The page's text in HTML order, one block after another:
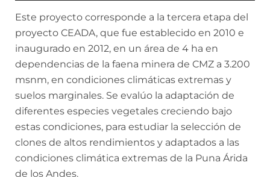
Este proyecto corresponde a la tercera etapa del
proyecto CEADA, que fue establecido en 2010 e
inaugurado en 2012, en un área de 4 ha en
dependencias de la faena minera de CMZ a 3.200
msnm, en condiciones climáticas extremas y
suelos marginales. Se evalúo la adaptación de
diferentes especies vegetales creciendo bajo
estas condiciones, para estudiar la selección de
clones de altos rendimientos y adaptados a las
condiciones climática extremas de la Puna Árida
de los Andes.